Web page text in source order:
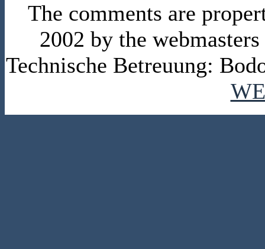
The comments are
2002 by the
Technische Betreuung: